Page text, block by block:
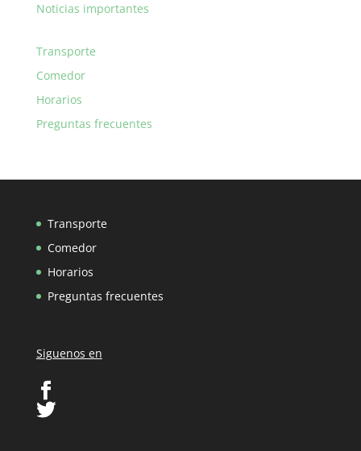
Noticias importantes
Transporte
Comedor
Horarios
Preguntas frecuentes
Transporte
Comedor
Horarios
Preguntas frecuentes
Siguenos en